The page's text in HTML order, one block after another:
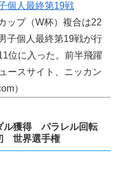
個人最終第19戦
ップ（W杯）複合は22
子個人最終第19戦が行
位に入った。前半飛躍
ースサイト、ニッカン
）
ル獲得 パラレル回転
世界選手権